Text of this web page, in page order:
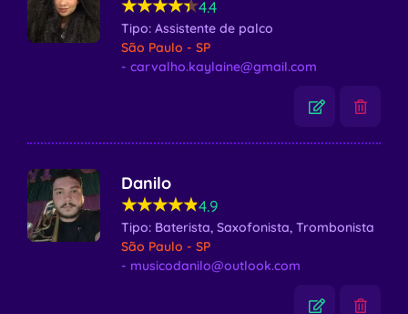
★★★★★
★★★★★4.4
Tipo: Assistente de palco
São Paulo - SP
- carvalho.kaylaine@gmail.com
Danilo
★★★★★
★★★★★4.9
Tipo: Baterista, Saxofonista, Trombonista
São Paulo - SP
- musicodanilo@outlook.com